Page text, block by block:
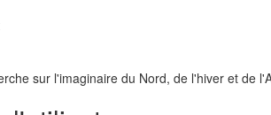
sur l'imaginaire du Nord, de l'hiver et de